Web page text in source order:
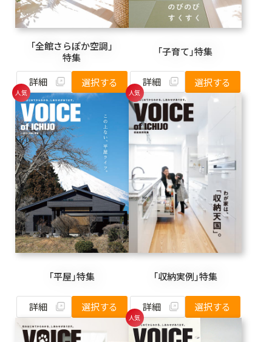
「全館さらぽか空調」
特集
詳細
選択する
「子育て」特集
詳細 選択する
「平屋」特集
詳細 選択する
「収納実例」特集
詳細 選択する